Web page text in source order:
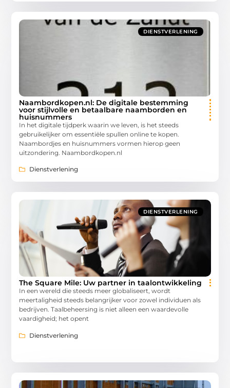
DIENSTVERLENING
Naambordkopen.nl: De digitale bestemming
voor stijlvolle en betaalbare naamborden en
huisnummers
In het digitale tijdperk waarin we leven, is het steeds
gebruikelijker om essentiële spullen online te kopen.
Naambordjes en huisnummers vormen hierop geen
uitzondering. Naambordkopen.nl
Dienstverlening
DIENSTVERLENING
The Square Mile: Uw partner in taalontwikkeling
In een wereld die steeds meer globaliseert, wordt
meertaligheid steeds belangrijker voor zowel individuen als
bedrijven. Taalbeheersing is niet alleen een waardevolle
vaardigheid; het opent
Dienstverlening